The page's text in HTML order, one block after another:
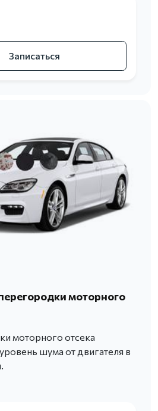
Записаться
моторного
моторного отсека
шума от двигателя в